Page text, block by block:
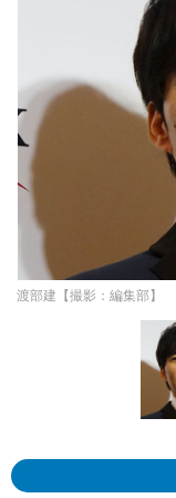
渡部建【撮影：編集部】